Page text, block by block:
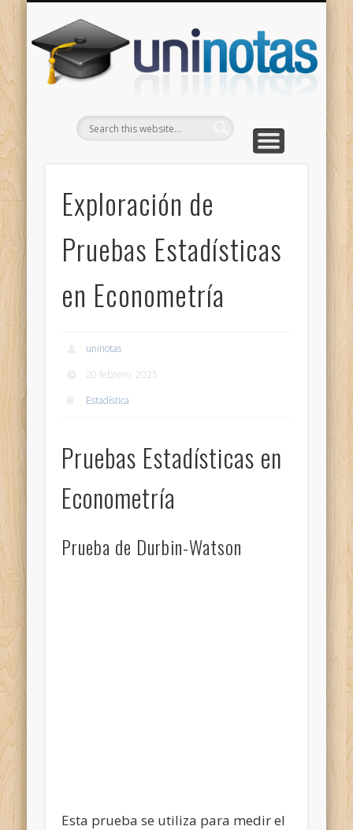
Exploración de
Pruebas Estadísticas
en Econometría
uninotas
20 febrero, 2025
Estadística
Pruebas Estadísticas en
Econometría
Prueba de Durbin-Watson
Esta prueba se utiliza para medir el